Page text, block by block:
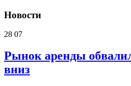
Новости
28 07
Рынок аренды
вниз